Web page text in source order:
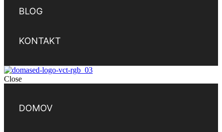
BLOG
KONTAKT
Close
DOMOV